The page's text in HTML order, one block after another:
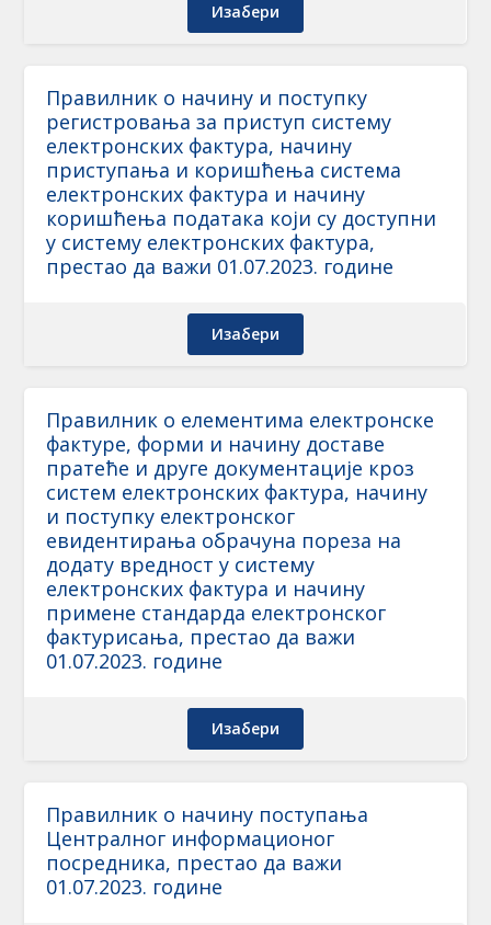
Изабери
Правилник о начину и поступку
регистровања за приступ систему
електронских фактура, начину
приступања и коришћења система
електронских фактура и начину
коришћења података који су доступни
у систему електронских фактура,
престао да важи 01.07.2023. године
Изабери
Правилник о елементима електронске
фактуре, форми и начину доставе
пратеће и друге документације кроз
систем електронских фактура, начину
и поступку електронског
евидентирања обрачуна пореза на
додату вредност у систему
електронских фактура и начину
примене стандарда електронског
фактурисања, престао да важи
01.07.2023. године
Изабери
Правилник о начину поступања
Централног информационог
посредника, престао да важи
01.07.2023. године